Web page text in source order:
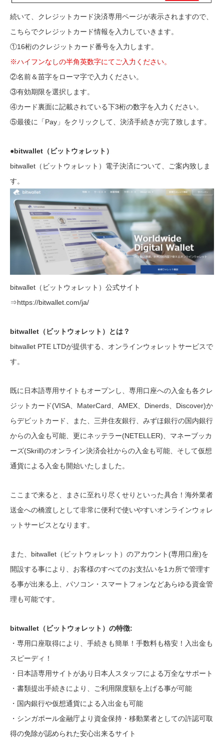
続いて、クレジットカード決済専用ページが表示されますので、
こちらでクレジットカード情報を入力していきます。
①16桁のクレジットカード番号を入力します。
※ハイフンなしの半角英数字にてご入力ください。
②名前＆苗字をローマ字で入力ください。
③有効期限を選択します。
④カード裏面に記載されている下3桁の数字を入力ください。
⑤最後に「Pay」をクリックして、決済手続きが完了致します。
●bitwallet（ビットウォレット）
bitwallet（ビットウォレット）電子決済について、ご案内致しま
す。
bitwallet（ビットウォレット）公式サイト
⇒https://bitwallet.com/ja/
bitwallet（ビットウォレット）とは？
bitwallet PTE LTDが提供する、オンラインウォレットサービスで
す。
既に日本語専用サイトもオープンし、専用口座への入金も各クレ
ジットカード(VISA、MaterCard、AMEX、Dinerds、Discover)か
らデビットカード、また、三井住友銀行、みずほ銀行の国内銀行
からの入金も可能、更にネッテラー(NETELLER)、マネーブッカ
ーズ(Skrill)のオンライン決済会社からの入金も可能、そして仮想
通貨による入金も開始いたしました。
ここまで来ると、まさに至れり尽くせりといった具合！海外業者
送金への橋渡しとして非常に便利で使いやすいオンラインウォレ
ットサービスとなります。
また、bitwallet（ビットウォレット）のアカウント(専用口座)を
開設する事により、お客様のすべてのお支払いを1カ所で管理す
る事が出来る上、パソコン・スマートフォンなどあらゆる資金管
理も可能です。
bitwallet（ビットウォレット）の特徴:
・専用口座取得により、手続きも簡単！手数料も格安！入出金も
スピーディ！
・日本語専用サイトがあり日本人スタッフによる万全なサポート
・書類提出手続きにより、ご利用限度額を上げる事が可能
・国内銀行や仮想通貨による入出金も可能
・シンガポール金融庁より資金保持・移動業者としての許認可取
得の免除が認められた安心出来るサイト